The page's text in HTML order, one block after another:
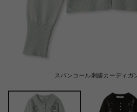
スパンコール刺繍カーディガ